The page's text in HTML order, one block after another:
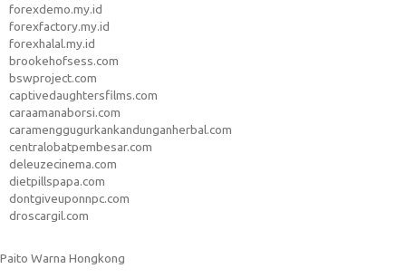
forexdemo.my.id
forexfactory.my.id
forexhalal.my.id
brookehofsess.com
bswproject.com
captivedaughtersfilms.com
caraamanaborsi.com
caramenggugurkankandunganherbal.com
centralobatpembesar.com
deleuzecinema.com
dietpillspapa.com
dontgiveuponnpc.com
droscargil.com
Paito Warna Hongkong